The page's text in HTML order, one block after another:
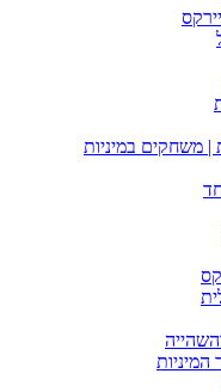
| משחקים במיניות
המיניות